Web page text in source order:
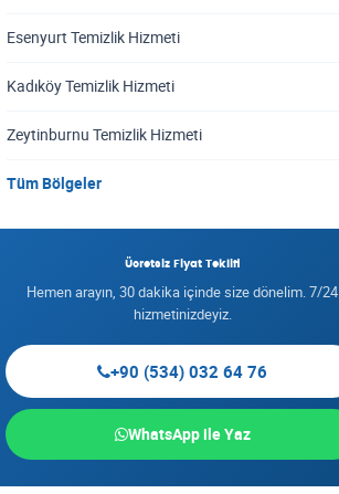
Esenyurt Temizlik Hizmeti
Kadıköy Temizlik Hizmeti
Zeytinburnu Temizlik Hizmeti
Tüm Bölgeler
Ücretsiz Fiyat Teklifi
Hemen arayın, 30 dakika içinde size dönelim. 7/24
hizmetinizdeyiz.
+90 (534) 032 64 76
WhatsApp ile Yaz